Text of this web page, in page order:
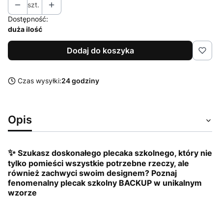
szt.
Dostępność:
duża ilość
Dodaj do koszyka
Czas wysyłki:24 godziny
Opis
✨ Szukasz doskonałego plecaka szkolnego, który nie
tylko pomieści wszystkie potrzebne rzeczy, ale
również zachwyci swoim designem? Poznaj
fenomenalny plecak szkolny BACKUP w unikalnym
wzorze